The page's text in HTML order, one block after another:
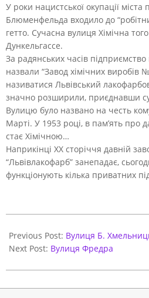
У роки нацистської окупації міста
Блюменфельда входило до
гетто. Сучасна вулиця Хімічна
Дункельгассе.
За радянських часів підприємство
назвали “Завод хімічних виробів
називатися Львівський
значно розширили, приєднавши
Вулицю було названо на честь
Марті. У 1953 році, в пам’ять про
стає Хімічною…
Наприкінці ХХ сторіччя давній
“Львівлакофарб” занепадає,
функціонують кілька приватних
06-
01
Previous Post: Вулиця Б.
Next Post: Вулиця Фредра